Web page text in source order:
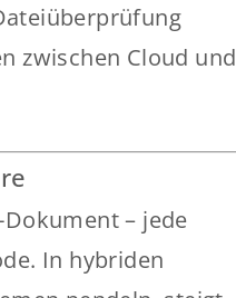
zwischen Cloud und
– jede
In hybriden